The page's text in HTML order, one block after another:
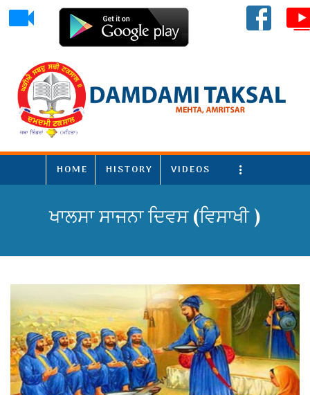
HOME HISTORY VIDEOS More
ਖਾਲਸਾ ਸਾਜਨਾ ਦਿਵਸ (ਵਿਸਾਖੀ )